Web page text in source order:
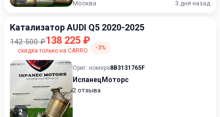
Москва 3 дня назад
Катализатор AUDI Q5 2020-2025
142 500 ₽138 225 ₽
скидка только на CARRO -3%
2
Ориг. номера8B3131765F
ИспанецМоторс
2 отзыва